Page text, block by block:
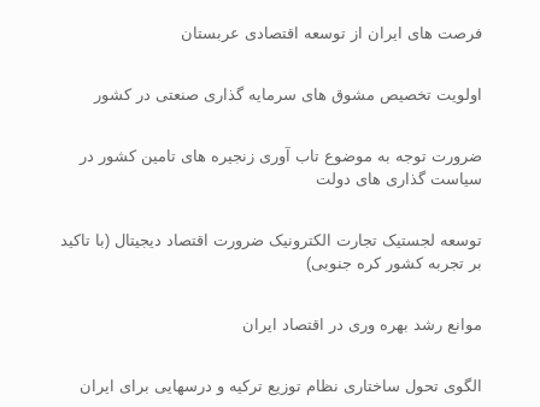
فرصت های ایران از توسعه اقتصادی عربستان
اولویت تخصیص مشوق های سرمایه گذاری صنعتی در کشور
ضرورت توجه به موضوع تاب آوری زنجیره های تامین کشور در
سیاست گذاری های دولت
توسعه لجستیک تجارت الکترونیک ضرورت اقتصاد دیجیتال (با تاکید
بر تجربه کشور کره جنوبی)
موانع رشد بهره وری در اقتصاد ایران
الگوی تحول ساختاری نظام توزیع ترکیه و درسهایی برای ایران